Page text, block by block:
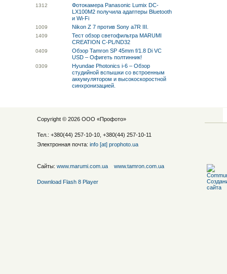
1312
Фотокамера Panasonic Lumix DC-
LX100M2 получила адаптеры Bluetooth
и Wi-Fi
1009 Nikon Z 7 против Sony a7R III.
1409
Тест обзор светофильтра MARUMI
CREATION C-PL/ND32
0409
Обзор Tamron SP 45mm f/1.8 Di VC
USD – Офигеть полтинник!
0309
Hyundae Photonics i-6 – Обзор
студийной вспышки со встроенным
аккумулятором и высокоскоростной
синхронизацией.
Copyright © 2026 ООО «Профото»
Тел.: +380(44) 257-10-10, +380(44) 257-10-11
Электронная почта: info [at] prophoto.ua
Сайты: www.marumi.com.ua www.tamron.com.ua
Download Flash 8 Player